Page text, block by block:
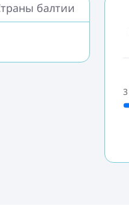
балтии
3